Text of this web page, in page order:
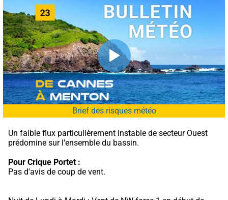
Brief des risques météo
Un faible flux particulièrement instable de secteur Ouest
prédomine sur l'ensemble du bassin.
Pour Crique Portet :
Pas d'avis de coup de vent.